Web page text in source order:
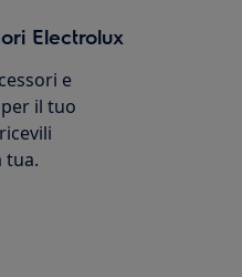
Electrolux
e
il tuo
tua.